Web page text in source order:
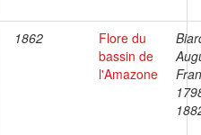
1862
Flore du
bassin de
l'Amazone